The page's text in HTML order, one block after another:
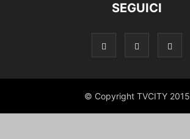
SEGUICI
© Copyright TVCITY 2015